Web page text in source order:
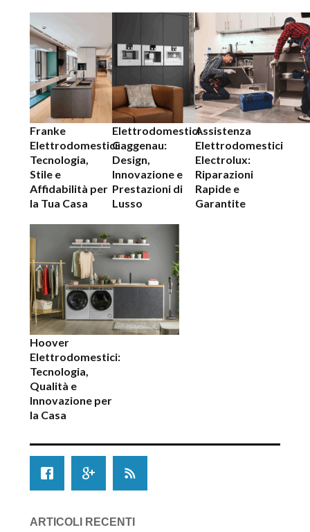
Franke
Elettrodomestici:
Tecnologia,
Stile e
Affidabilità per
la Tua Casa
Elettrodomestici
Gaggenau:
Design,
Innovazione e
Prestazioni di
Lusso
Assistenza
Elettrodomestici
Electrolux:
Riparazioni
Rapide e
Garantite
Hoover
Elettrodomestici:
Tecnologia,
Qualità e
Innovazione per
la Casa
ARTICOLI RECENTI